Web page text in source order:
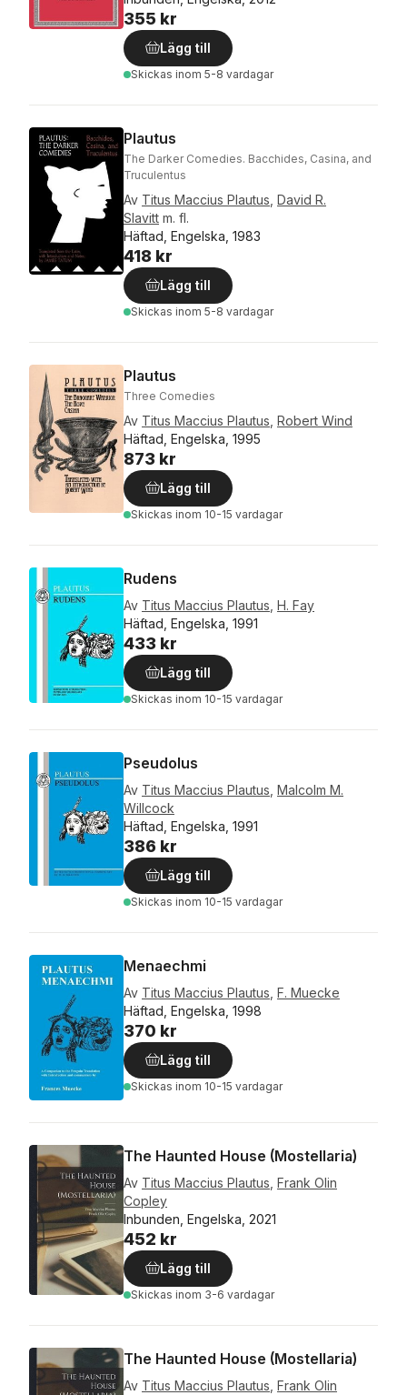
355 kr
Lägg till
Skickas inom 5-8 vardagar
Plautus
The Darker Comedies. Bacchides, Casina, and
Truculentus
Av Titus Maccius Plautus David R.
Slavitt m. fl.
Häftad, Engelska, 1983
418 kr
Lägg till
Skickas inom 5-8 vardagar
Plautus
Three Comedies
Av Titus Maccius Plautus Robert Wind
Häftad, Engelska, 1995
873 kr
Lägg till
Skickas inom 10-15 vardagar
Rudens
Av Titus Maccius Plautus H. Fay
Häftad, Engelska, 1991
433 kr
Lägg till
Skickas inom 10-15 vardagar
Pseudolus
Av Titus Maccius Plautus Malcolm M.
Willcock
Häftad, Engelska, 1991
386 kr
Lägg till
Skickas inom 10-15 vardagar
Menaechmi
Av Titus Maccius Plautus F. Muecke
Häftad, Engelska, 1998
370 kr
Lägg till
Skickas inom 10-15 vardagar
The Haunted House (Mostellaria)
Av Titus Maccius Plautus Frank Olin
Copley
Inbunden, Engelska, 2021
452 kr
Lägg till
Skickas inom 3-6 vardagar
The Haunted House (Mostellaria)
Av Titus Maccius Plautus Frank Olin